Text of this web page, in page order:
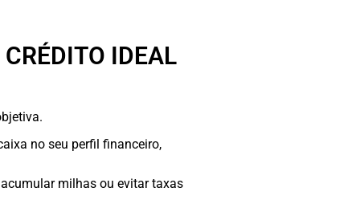
IDEAL
no seu perfil financeiro,
milhas ou evitar taxas